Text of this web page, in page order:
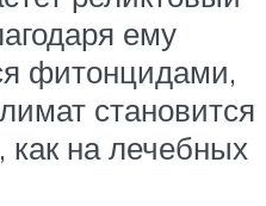
ему
фитонцидами,
становится
на лечебных